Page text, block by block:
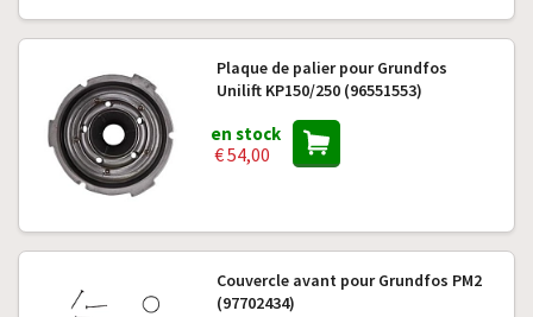
Plaque de palier pour Grundfos
Unilift KP150/250 (96551553)
en stock
€ 54,00
Couvercle avant pour Grundfos PM2
(97702434)